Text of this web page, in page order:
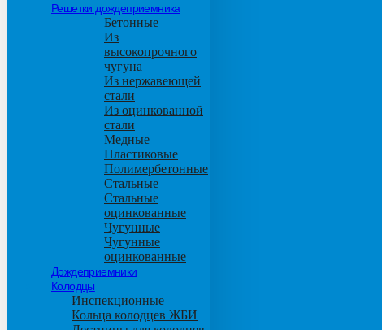
Решетки дождеприемника
Бетонные
Из
высокопрочного
чугуна
Из нержавеющей
стали
Из оцинкованной
стали
Медные
Пластиковые
Полимербетонные
Стальные
Стальные
оцинкованные
Чугунные
Чугунные
оцинкованные
Дождеприемники
Колодцы
Инспекционные
Кольца колодцев ЖБИ